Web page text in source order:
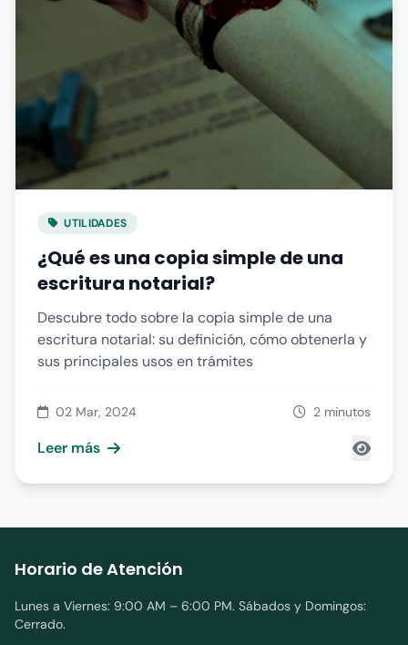
UTILIDADES
¿Qué es una copia simple de una
escritura notarial?
Descubre todo sobre la copia simple de una
escritura notarial: su definición, cómo obtenerla y
sus principales usos en trámites
02 Mar, 2024 2 minutos
Leer más
Horario de Atención
Lunes a Viernes: 9:00 AM – 6:00 PM. Sábados y Domingos:
Cerrado.